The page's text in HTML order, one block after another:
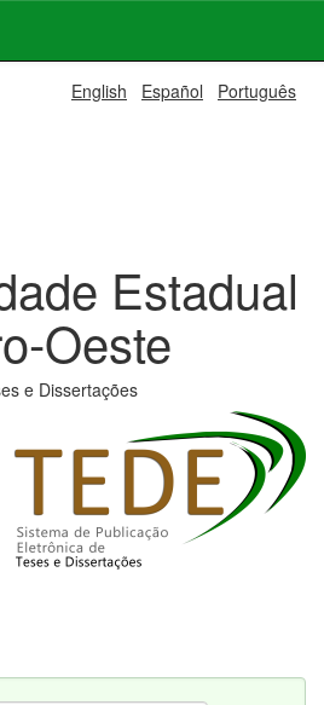
English Español Português
Estadual
Oeste
e Dissertações